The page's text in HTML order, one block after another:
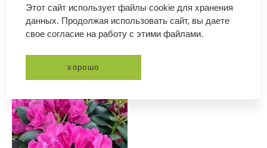
рододендрон вильямса
Этот сайт использует файлы cookie для хранения
данных. Продолжая использовать сайт, вы даете
свое согласие на работу с этими файлами.
хорошо